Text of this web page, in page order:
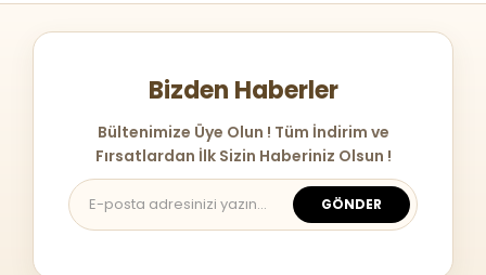
Bizden Haberler
Bültenimize Üye Olun ! Tüm İndirim ve
Fırsatlardan İlk Sizin Haberiniz Olsun !
GÖNDER